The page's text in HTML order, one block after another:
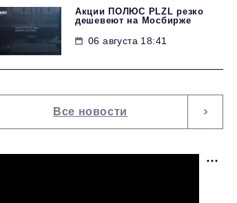
Акции ПОЛЮС PLZL резко
дешевеют на Мосбирже
06 августа 18:41
Все новости